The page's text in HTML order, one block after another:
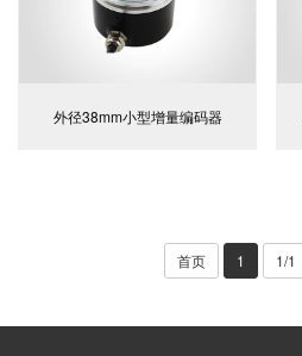
外径38mm小型增量编码器
首页 1 1/1